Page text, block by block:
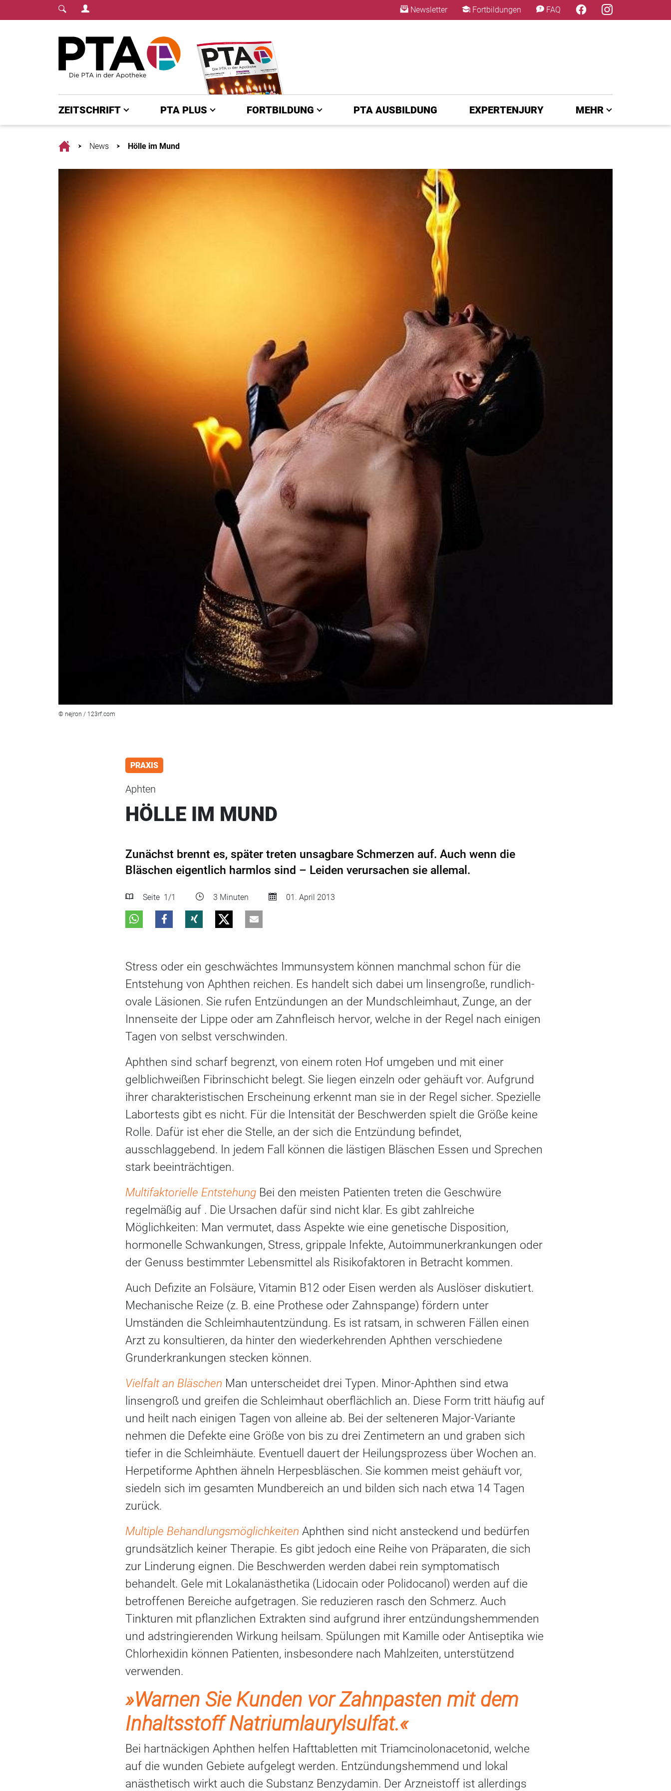
Login Menu Newsletter Fortbildungen FAQ
ZEITSCHRIFT PTA PLUS FORTBILDUNG PTA AUSBILDUNG EXPERTENJURY MEHR
HomeNews Hölle im Mund
© nejron / 123rf.com
PRAXIS
Aphten
HÖLLE IM MUND
Zunächst brennt es, später treten unsagbare Schmerzen auf. Auch wenn die
Bläschen eigentlich harmlos sind – Leiden verursachen sie allemal.
Seite 1 /1 3 Minuten 01. April 2013
Stress oder ein geschwächtes Immunsystem können manchmal schon für die
Entstehung von Aphthen reichen. Es handelt sich dabei um linsengroße, rundlich-
ovale Läsionen. Sie rufen Entzündungen an der Mundschleimhaut, Zunge, an der
Innenseite der Lippe oder am Zahnfleisch hervor, welche in der Regel nach einigen
Tagen von selbst verschwinden.
Aphthen sind scharf begrenzt, von einem roten Hof umgeben und mit einer
gelblichweißen Fibrinschicht belegt. Sie liegen einzeln oder gehäuft vor. Aufgrund
ihrer charakteristischen Erscheinung erkennt man sie in der Regel sicher. Spezielle
Labortests gibt es nicht. Für die Intensität der Beschwerden spielt die Größe keine
Rolle. Dafür ist eher die Stelle, an der sich die Entzündung befindet,
ausschlaggebend. In jedem Fall können die lästigen Bläschen Essen und Sprechen
stark beeinträchtigen.
Multifaktorielle Entstehung Bei den meisten Patienten treten die Geschwüre
regelmäßig auf . Die Ursachen dafür sind nicht klar. Es gibt zahlreiche
Möglichkeiten: Man vermutet, dass Aspekte wie eine genetische Disposition,
hormonelle Schwankungen, Stress, grippale Infekte, Autoimmunerkrankungen oder
der Genuss bestimmter Lebensmittel als Risikofaktoren in Betracht kommen.
Auch Defizite an Folsäure, Vitamin B12 oder Eisen werden als Auslöser diskutiert.
Mechanische Reize (z. B. eine Prothese oder Zahnspange) fördern unter
Umständen die Schleimhautentzündung. Es ist ratsam, in schweren Fällen einen
Arzt zu konsultieren, da hinter den wiederkehrenden Aphthen verschiedene
Grunderkrankungen stecken können.
Vielfalt an Bläschen Man unterscheidet drei Typen. Minor-Aphthen sind etwa
linsengroß und greifen die Schleimhaut oberflächlich an. Diese Form tritt häufig auf
und heilt nach einigen Tagen von alleine ab. Bei der selteneren Major-Variante
nehmen die Defekte eine Größe von bis zu drei Zentimetern an und graben sich
tiefer in die Schleimhäute. Eventuell dauert der Heilungsprozess über Wochen an.
Herpetiforme Aphthen ähneln Herpesbläschen. Sie kommen meist gehäuft vor,
siedeln sich im gesamten Mundbereich an und bilden sich nach etwa 14 Tagen
zurück.
Multiple Behandlungsmöglichkeiten Aphthen sind nicht ansteckend und bedürfen
grundsätzlich keiner Therapie. Es gibt jedoch eine Reihe von Präparaten, die sich
zur Linderung eignen. Die Beschwerden werden dabei rein symptomatisch
behandelt. Gele mit Lokalanästhetika (Lidocain oder Polidocanol) werden auf die
betroffenen Bereiche aufgetragen. Sie reduzieren rasch den Schmerz. Auch
Tinkturen mit pflanzlichen Extrakten sind aufgrund ihrer entzündungshemmenden
und adstringierenden Wirkung heilsam. Spülungen mit Kamille oder Antiseptika wie
Chlorhexidin können Patienten, insbesondere nach Mahlzeiten, unterstützend
verwenden.
»Warnen Sie Kunden vor Zahnpasten mit dem
Inhaltsstoff Natriumlaurylsulfat.«
Bei hartnäckigen Aphthen helfen Hafttabletten mit Triamcinolonacetonid, welche
auf die wunden Gebiete aufgelegt werden. Entzündungshemmend und lokal
anästhetisch wirkt auch die Substanz Benzydamin. Der Arzneistoff ist allerdings
×